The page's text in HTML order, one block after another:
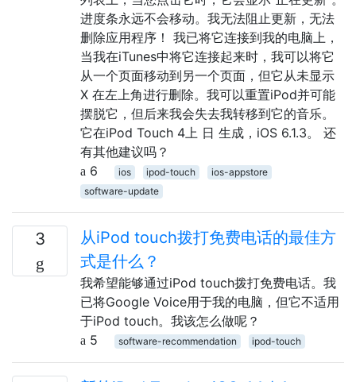
进度条永远不会移动。我无法阻止更新，无法
删除应用程序！ 我已将它连接到我的电脑上，
当我在iTunes中将它连接起来时，我可以将它
从一个页面移动到另一个页面，但它从未显示
X 在左上角进行删除。我可以重置iPod并可能
摆脱它，但后来我会失去我转移到它的音乐。
它在iPod Touch 4上 日 生成，iOS 6.1.3。 还
有其他建议吗？
6
ios ipod-touch
ios-appstore
software-update
3
从iPod touch拨打免费电话的最佳方
式是什么？
我希望能够通过iPod touch拨打免费电话。我
已将Google Voice用于我的电脑，但它不适用
于iPod touch。我该怎么做呢？
5
software-recommendation ipod-touch